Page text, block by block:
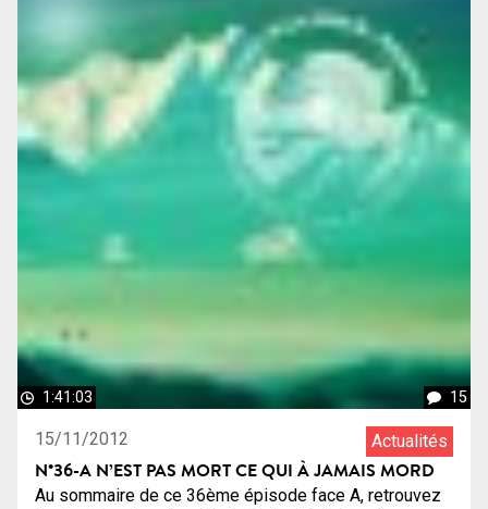
1:41:03 15
15/11/2012 Actualités
N°36-A N’EST PAS MORT CE QUI À JAMAIS MORD
Au sommaire de ce 36ème épisode face A, retrouvez